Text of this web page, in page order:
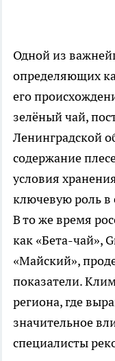
Одной из
определяющих
его
зелёный чай,
Ленинградской
содержание
условия
ключевую роль в
В то же время
как «Бета-чай»,
«Майский»,
показатели.
региона, где
значительное
специалисты